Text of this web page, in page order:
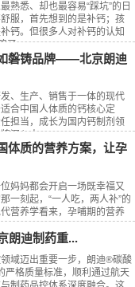
熟悉、却也最容易“踩坑”的日
服，首先想到的是补钙；孩
钙。但很多人对补钙的认知
了...
磐铸品牌——北京朗迪
、生产、销售于一体的现代
合中国人体质的钙核心定
担当，成长为国内钙制剂领
深入人...
体质的营养方案，让孕
妈妈都会开启一场既幸福又
一刻起，“一人吃，两人补”的
营养学看来，孕哺期的营养
。...
朗迪制药重...
域迈出重要一步，朗迪®碳酸
严格质量标准，顺利通过航天